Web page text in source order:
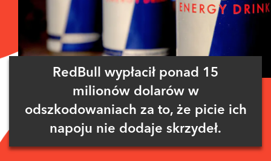
RedBull wypłacił ponad 15
milionów dolarów w
odszkodowaniach za to, że picie ich
napoju nie dodaje skrzydeł.